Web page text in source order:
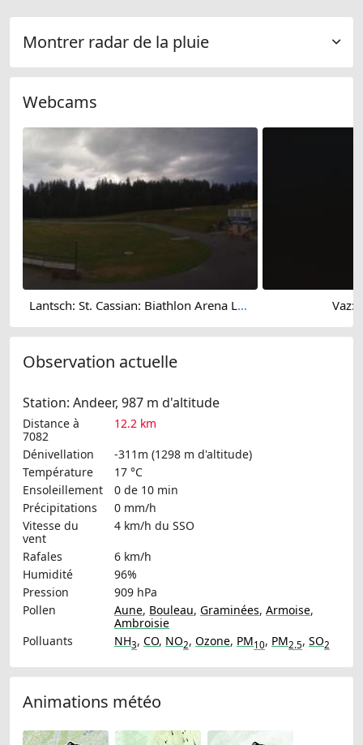
Montrer radar de la pluie
Webcams
Lantsch: St. Cassian: Biathlon Arena Lenzerheide AG Vaz:
Observation actuelle
Station: Andeer, 987 m d'altitude
Distance à
7082
12.2 km
Dénivellation
-311m (1298 m d'altitude)
Température
17 °C
Ensoleillement
0 de 10 min
Précipitations
0 mm/h
Vitesse du
vent
4 km/h du SSO
Rafales
6 km/h
Humidité
96%
Pression
909 hPa
Pollen
Aune, Bouleau, Graminées, Armoise,
Ambroisie
Polluants
NH3, CO, NO2, Ozone, PM10, PM2.5, SO2
Animations météo